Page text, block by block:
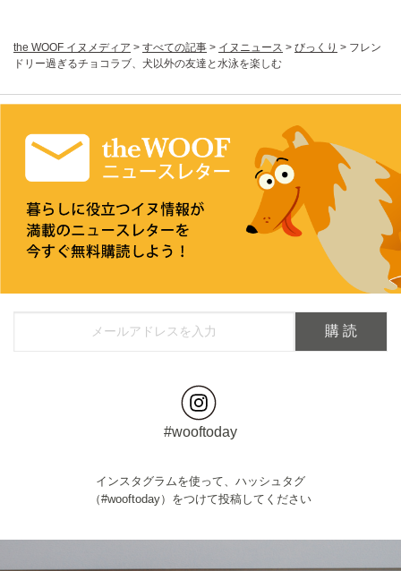
the WOOF イヌメディア > すべての記事 > イヌニュース > びっくり > フレン
ドリー過ぎるチョコラブ、犬以外の友達と水泳を楽しむ
#wooftoday
インスタグラムを使って、ハッシュタグ
（#wooftoday）をつけて投稿してください